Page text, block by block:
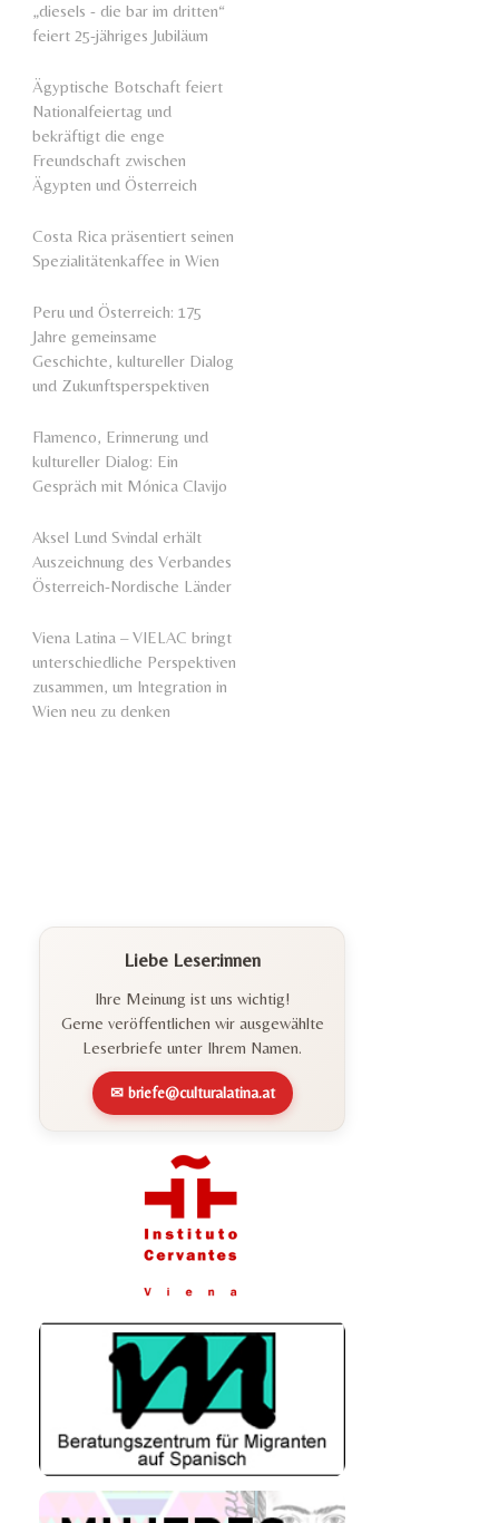
„diesels - die bar im dritten“
feiert 25-jähriges Jubiläum
Ägyptische Botschaft feiert
Nationalfeiertag und
bekräftigt die enge
Freundschaft zwischen
Ägypten und Österreich
Costa Rica präsentiert seinen
Spezialitätenkaffee in Wien
Peru und Österreich: 175
Jahre gemeinsame
Geschichte, kultureller Dialog
und Zukunftsperspektiven
Flamenco, Erinnerung und
kultureller Dialog: Ein
Gespräch mit Mónica Clavijo
Aksel Lund Svindal erhält
Auszeichnung des Verbandes
Österreich-Nordische Länder
Viena Latina – VIELAC bringt
unterschiedliche Perspektiven
zusammen, um Integration in
Wien neu zu denken
Liebe Leser:innen
Ihre Meinung ist uns wichtig!
Gerne veröffentlichen wir ausgewählte
Leserbriefe unter Ihrem Namen.
✉ briefe@culturalatina.at